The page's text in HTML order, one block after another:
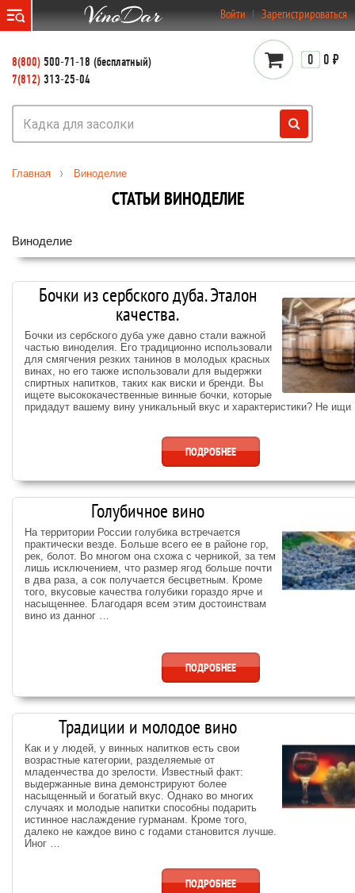
Войти Зарегистрироваться
8(800) 500-71-18 (бесплатный)
7(812) 313-25-04
0 0 ₽
Главная Виноделие
СТАТЬИ ВИНОДЕЛИЕ
Виноделие
Бочки из сербского дуба. Эталон
качества.
Бочки из сербского дуба уже давно стали важной
частью виноделия. Его традиционно использовали
для смягчения резких танинов в молодых красных
винах, но его также использовали для выдержки
спиртных напитков, таких как виски и бренди. Вы
ищете высококачественные винные бочки, которые
придадут вашему вину уникальный вкус и характеристики? Не
ПОДРОБНЕЕ
Голубичное вино
На территории России голубика встречается
практически везде. Больше всего ее в районе гор,
рек, болот. Во многом она схожа с черникой, за тем
лишь исключением, что размер ягод больше почти
в два раза, а сок получается бесцветным. Кроме
того, вкусовые качества голубики гораздо ярче и
насыщеннее. Благодаря всем этим достоинствам
вино из данног …
ПОДРОБНЕЕ
Традиции и молодое вино
Как и у людей, у винных напитков есть свои
возрастные категории, разделяемые от
младенчества до зрелости. Известный факт:
выдержанные вина демонстрируют более
насыщенный и богатый вкус. Однако во многих
случаях и молодые напитки способны подарить
истинное наслаждение гурманам. Кроме того,
далеко не каждое вино с годами становится лучше.
Иног …
ПОДРОБНЕЕ